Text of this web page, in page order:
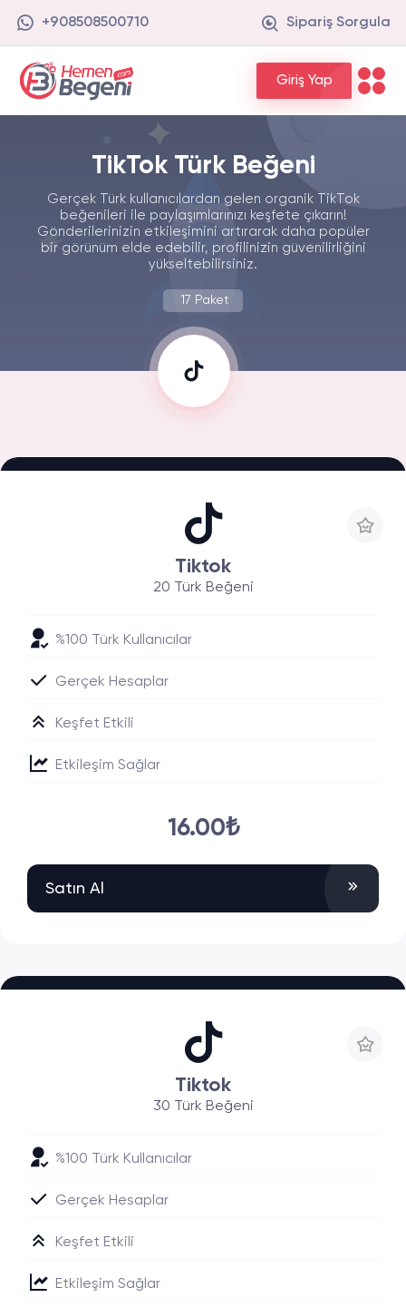
+908508500710 Sipariş Sorgula
Giriş Yap
TikTok Türk Beğeni
Gerçek Türk kullanıcılardan gelen organik TikTok
beğenileri ile paylaşımlarınızı keşfete çıkarın!
Gönderilerinizin etkileşimini artırarak daha popüler
bir görünüm elde edebilir, profilinizin güvenilirliğini
yükseltebilirsiniz.
17 Paket
Tiktok
20 Türk Beğeni
%100 Türk Kullanıcılar
Gerçek Hesaplar
Keşfet Etkili
Etkileşim Sağlar
16.00₺
Satın Al
Tiktok
30 Türk Beğeni
%100 Türk Kullanıcılar
Gerçek Hesaplar
Keşfet Etkili
Etkileşim Sağlar